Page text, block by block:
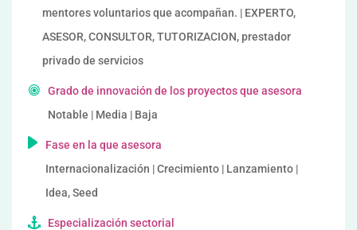
mentores voluntarios que acompañan. | EXPERTO,
ASESOR, CONSULTOR, TUTORIZACION, prestador
privado de servicios
Grado de innovación de los proyectos que asesora
Notable | Media | Baja
Fase en la que asesora
Internacionalización | Crecimiento | Lanzamiento |
Idea, Seed
Especialización sectorial